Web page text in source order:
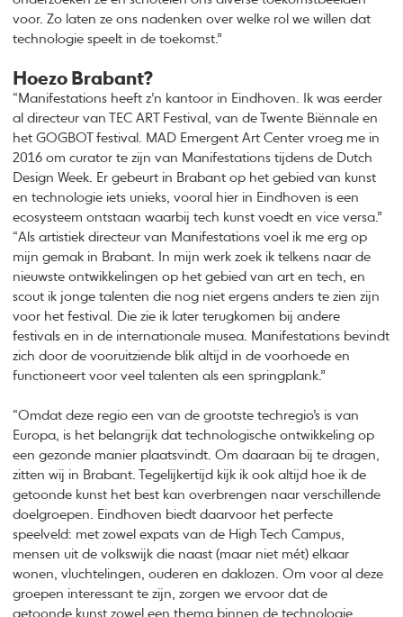
voor. Zo laten ze ons nadenken over welke rol we willen dat
technologie speelt in de toekomst.”
Hoezo Brabant?
“Manifestations heeft z’n kantoor in Eindhoven. Ik was eerder
al directeur van TEC ART Festival, van de Twente Biënnale en
het GOGBOT festival. MAD Emergent Art Center vroeg me in
2016 om curator te zijn van Manifestations tijdens de Dutch
Design Week. Er gebeurt in Brabant op het gebied van kunst
en technologie iets unieks, vooral hier in Eindhoven is een
ecosysteem ontstaan waarbij tech kunst voedt en vice versa.”
“Als artistiek directeur van Manifestations voel ik me erg op
mijn gemak in Brabant. In mijn werk zoek ik telkens naar de
nieuwste ontwikkelingen op het gebied van art en tech, en
scout ik jonge talenten die nog niet ergens anders te zien zijn
voor het festival. Die zie ik later terugkomen bij andere
festivals en in de internationale musea. Manifestations bevindt
zich door de vooruitziende blik altijd in de voorhoede en
functioneert voor veel talenten als een springplank.”
“Omdat deze regio een van de grootste techregio’s is van
Europa, is het belangrijk dat technologische ontwikkeling op
een gezonde manier plaatsvindt. Om daaraan bij te dragen,
zitten wij in Brabant. Tegelijkertijd kijk ik ook altijd hoe ik de
getoonde kunst het best kan overbrengen naar verschillende
doelgroepen. Eindhoven biedt daarvoor het perfecte
speelveld: met zowel expats van de High Tech Campus,
mensen uit de volkswijk die naast (maar niet mét) elkaar
wonen, vluchtelingen, ouderen en daklozen. Om voor al deze
groepen interessant te zijn, zorgen we ervoor dat de
getoonde kunst zowel een thema binnen de technologie